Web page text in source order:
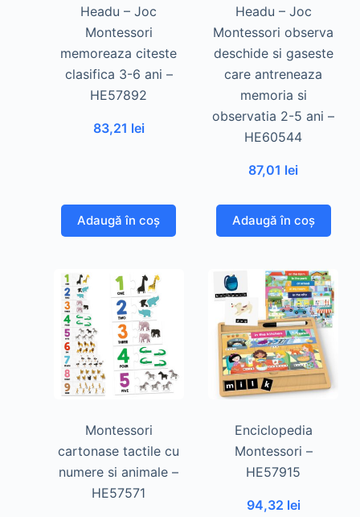
Headu – Joc
Montessori
memoreaza citeste
clasifica 3-6 ani –
HE57892
83,21 lei
Adaugă în coș
Headu – Joc
Montessori observa
deschide si gaseste
care antreneaza
memoria si
observatia 2-5 ani –
HE60544
87,01 lei
Adaugă în coș
Montessori
cartonase tactile cu
numere si animale –
HE57571
Enciclopedia
Montessori –
HE57915
94,32 lei